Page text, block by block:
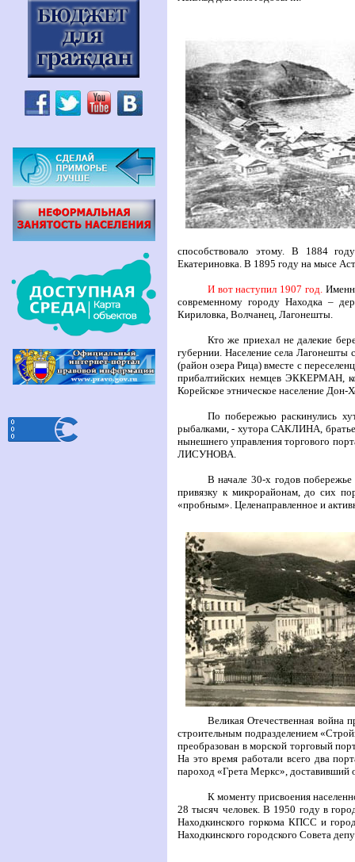
способствовало этому. В 1884
Екатериновка. В 1895 году на мысе
И вот наступил 1907 год.
современному городу Находка –
Кириловка, Волчанец, Лагонешты.
Кто же приехал не далекие
губернии. Население села Лагонешты
(район озера Рица) вместе с
прибалтийских немцевЭККЕРМАН,
Корейское этническое население
По побережью раскинулись
рыбалками, - хутораСАКЛИНА,
нынешнего управления торгового
ЛИСУНОВА.
В начале 30-х годов
привязку к микрорайонам, до сих
«пробным». Целенаправленное и
Великая Отечественная война
строительным подразделением
преобразован в морской торговый
На это время работали всего два
пароход «Грета Меркс», доставивший
К моменту присвоения
28 тысяч человек. В 1950 году в
Находкинского горкома КПСС и
Находкинского городского Совета